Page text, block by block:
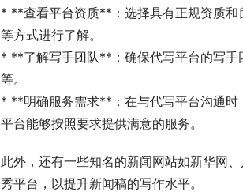
* **查看平台资质**：选择具有正规资质和
等方式进行了解。
* **了解写手团队**：确保代写平台的写手
等。
* **明确服务需求**：在与代写平台沟通时
平台能够按照要求提供满意的服务。
此外，还有一些知名的新闻网站如新华网
秀平台，以提升新闻稿的写作水平。